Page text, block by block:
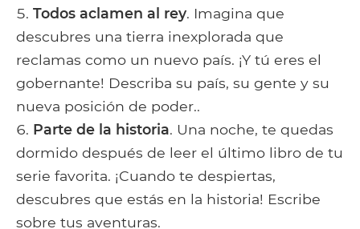
Todos aclamen al rey. Imagina que
descubres una tierra inexplorada que
reclamas como un nuevo país. ¡Y tú eres el
gobernante! Describa su país, su gente y su
nueva posición de poder..
Parte de la historia. Una noche, te quedas
dormido después de leer el último libro de tu
serie favorita. ¡Cuando te despiertas,
descubres que estás en la historia! Escribe
sobre tus aventuras.